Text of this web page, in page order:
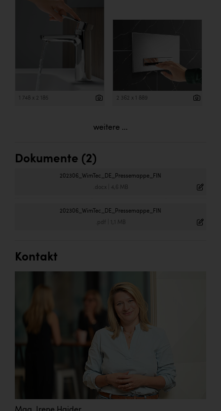
1 748 x 2 185 2 362 x 1 889
weitere ...
Dokumente (2)
202306_WimTec_DE_Pressemappe_FIN
.docx| 4,6 MB
202306_WimTec_DE_Pressemappe_FIN
.pdf 1,1 MB
Kontakt